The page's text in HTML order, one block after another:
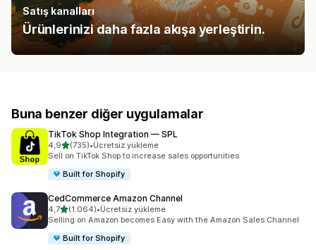
Satış kanalları
Ürünlerinizi daha fazla akışa yerleştirin.
Buna benzer diğer uygulamalar
TikTok Shop Integration — SPL
4,95 yıldız üzerinden
(735)
toplam 735 değerlendirme
•Ücretsiz yükleme
Sell on TikTok Shop to increase sales opportunities
Built for Shopify
CedCommerce Amazon Channel
4,75 yıldız üzerinden
(1.064)
toplam 1064 değerlendirme
•Ücretsiz yükleme
Selling on Amazon becomes Easy with the Amazon Sales Channel
Built for Shopify